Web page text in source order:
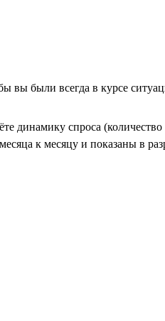
вы были всегда в курсе
спроса
к месяцу и показаны в